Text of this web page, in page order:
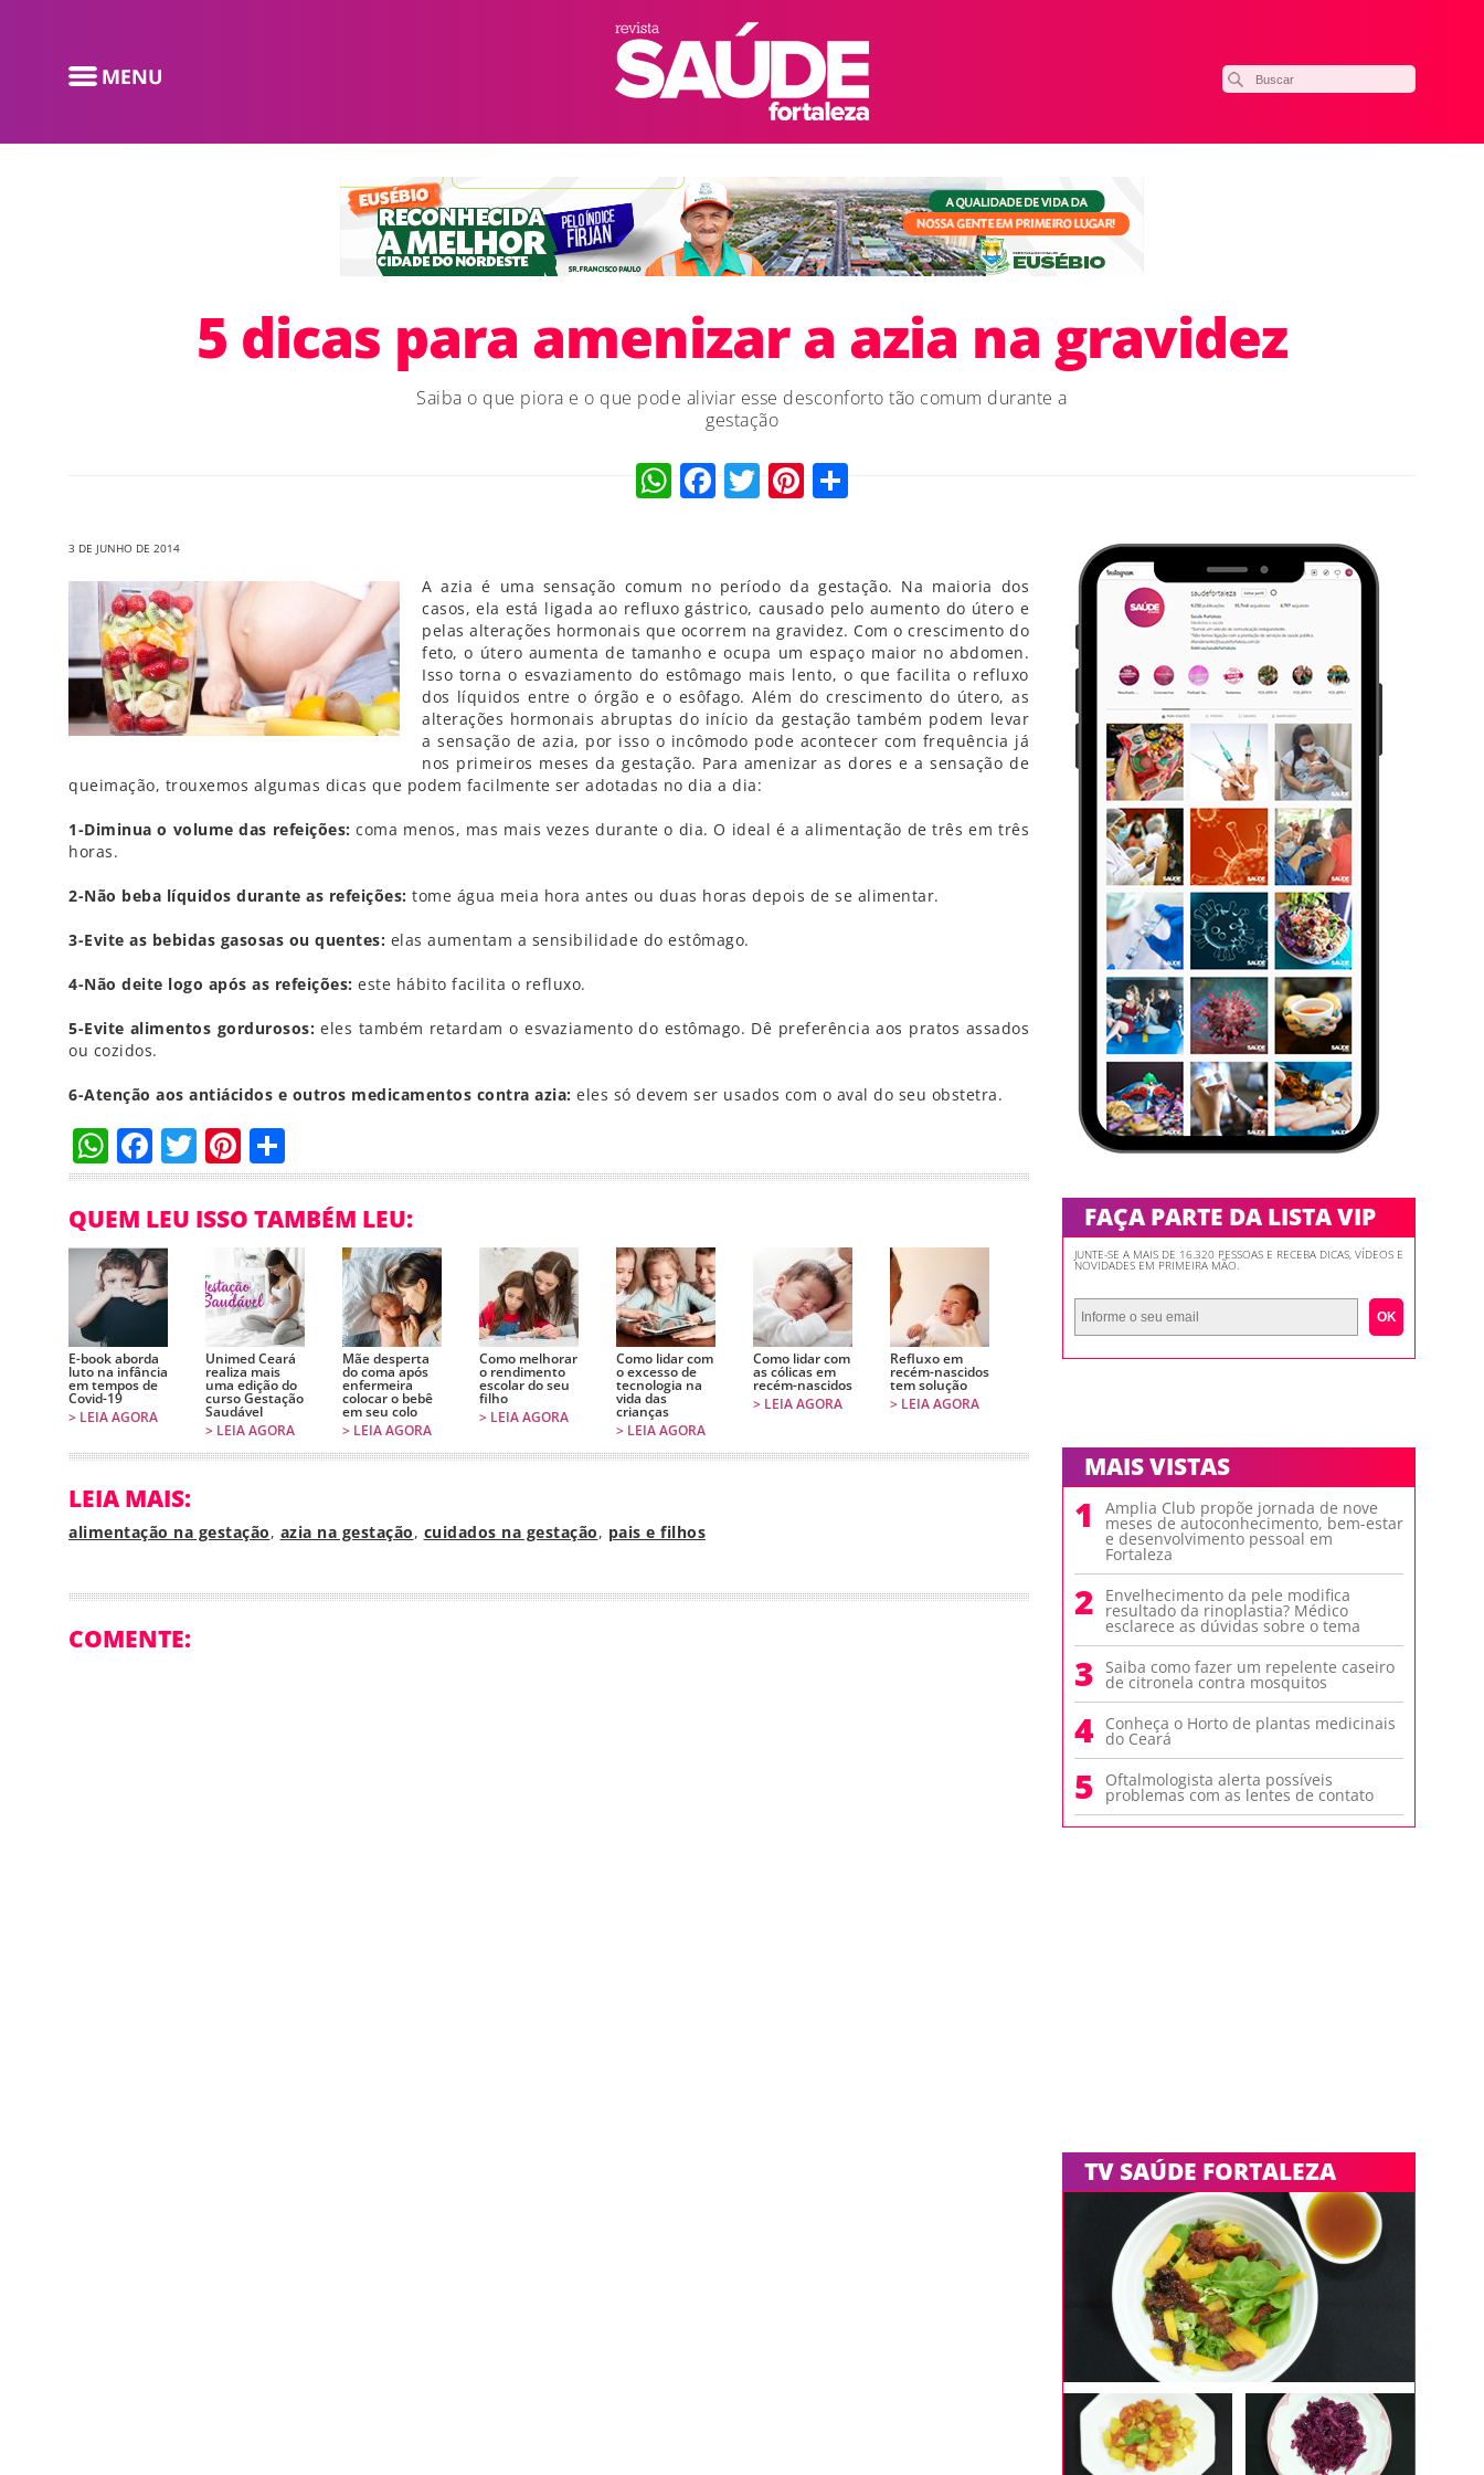
5 dicas para amenizar a azia na gravidez
Saiba o que piora e o que pode aliviar esse desconforto tão comum durante a
gestação
WhatsApp
Facebook
TwitterPinterest
3 DE JUNHO DE 2014
A azia é uma sensação comum no período da gestação. Na maioria dos
casos, ela está ligada ao refluxo gástrico, causado pelo aumento do útero e
pelas alterações hormonais que ocorrem na gravidez. Com o crescimento do
feto, o útero aumenta de tamanho e ocupa um espaço maior no abdomen.
Isso torna o esvaziamento do estômago mais lento, o que facilita o refluxo
dos líquidos entre o órgão e o esôfago. Além do crescimento do útero, as
alterações hormonais abruptas do início da gestação também podem levar
a sensação de azia, por isso o incômodo pode acontecer com frequência já
nos primeiros meses da gestação. Para amenizar as dores e a sensação de
queimação, trouxemos algumas dicas que podem facilmente ser adotadas no dia a dia:
1-Diminua o volume das refeições: coma menos, mas mais vezes durante o dia. O ideal é a alimentação de três em três
horas.
2-Não beba líquidos durante as refeições: tome água meia hora antes ou duas horas depois de se alimentar.
3-Evite as bebidas gasosas ou quentes: elas aumentam a sensibilidade do estômago.
4-Não deite logo após as refeições: este hábito facilita o refluxo.
5-Evite alimentos gordurosos: eles também retardam o esvaziamento do estômago. Dê preferência aos pratos assados
ou cozidos.
6-Atenção aos antiácidos e outros medicamentos contra azia: eles só devem ser usados com o aval do seu obstetra.
WhatsApp
Facebook
TwitterPinterest
QUEM LEU ISSO TAMBÉM LEU:
E-book aborda
luto na infância
em tempos de
Covid-19
> LEIA AGORA
Unimed Ceará
realiza mais
uma edição do
curso Gestação
Saudável
> LEIA AGORA
Mãe desperta
do coma após
enfermeira
colocar o bebê
em seu colo
> LEIA AGORA
Como melhorar
o rendimento
escolar do seu
filho
> LEIA AGORA
Como lidar com
o excesso de
tecnologia na
vida das
crianças
> LEIA AGORA
Como lidar com
as cólicas em
recém-nascidos
> LEIA AGORA
Refluxo em
recém-nascidos
tem solução
> LEIA AGORA
LEIA MAIS:
alimentação na gestação, azia na gestação, cuidados na gestação, pais e filhos
COMENTE:
FAÇA PARTE DA LISTA VIP
JUNTE-SE A MAIS DE 16.320 PESSOAS E RECEBA DICAS, VÍDEOS E
NOVIDADES EM PRIMEIRA MÃO.
OK
MAIS VISTAS
1 Amplia Club propõe jornada de nove
meses de autoconhecimento, bem-estar
e desenvolvimento pessoal em
Fortaleza
2 Envelhecimento da pele modifica
resultado da rinoplastia? Médico
esclarece as dúvidas sobre o tema
3 Saiba como fazer um repelente caseiro
de citronela contra mosquitos
4 Conheça o Horto de plantas medicinais
do Ceará
5 Oftalmologista alerta possíveis
problemas com as lentes de contato
TV SAÚDE FORTALEZA